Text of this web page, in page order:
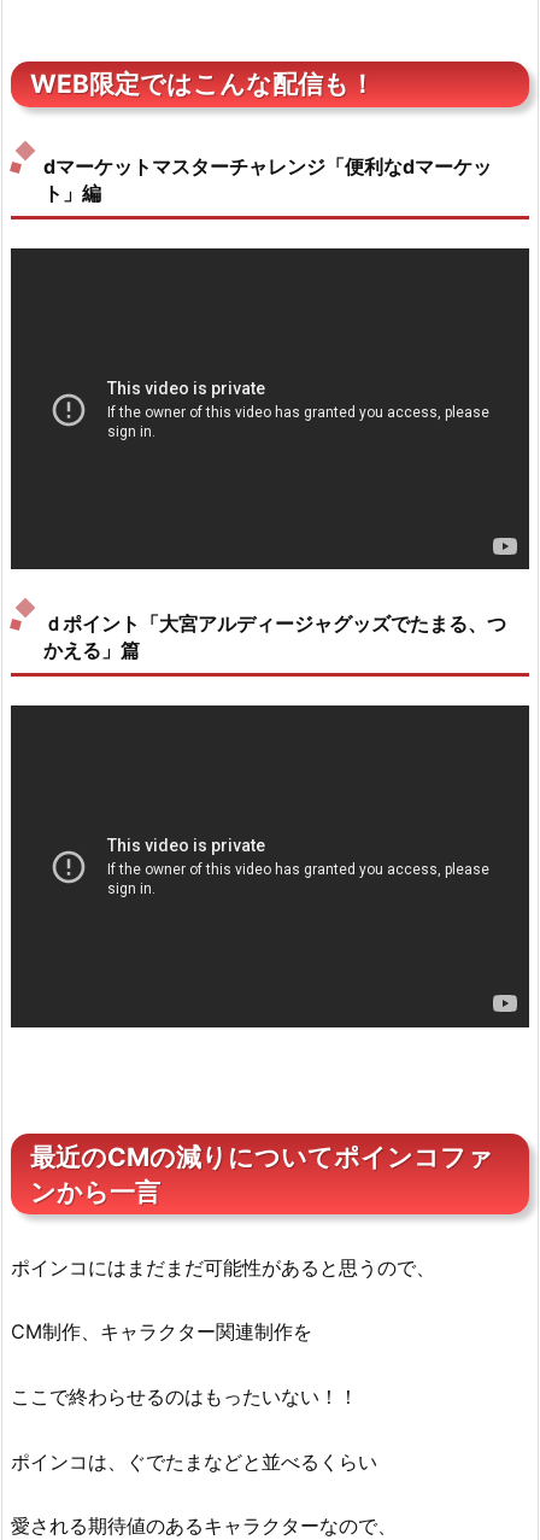
WEB限定ではこんな配信も！
dマーケットマスターチャレンジ「便利なdマーケッ
ト」編
ｄポイント「大宮アルディージャグッズでたまる、つ
かえる」篇
最近のCMの減りについてポインコファ
ンから一言
ポインコにはまだまだ可能性があると思うので、
CM制作、キャラクター関連制作を
ここで終わらせるのはもったいない！！
ポインコは、ぐでたまなどと並べるくらい
愛される期待値のあるキャラクターなので、